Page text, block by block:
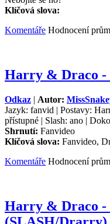
Klíčová slova:
Komentáře Hodnocení
Harry & Draco -
Odkaz | Autor:
Jazyk: fanvid | Postavy:
přístupné | Slash: ano |
Shrnutí: Fanvideo
Klíčová slova: Fanvideo,
Komentáře Hodnocení
Harry & Draco